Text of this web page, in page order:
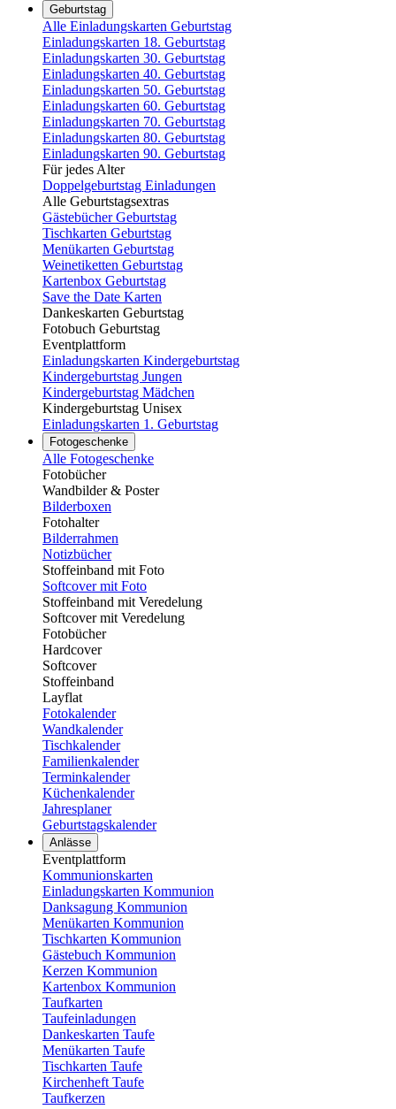
Geburtstag
Alle Einladungskarten Geburtstag
Einladungskarten 18. Geburtstag
Einladungskarten 30. Geburtstag
Einladungskarten 40. Geburtstag
Einladungskarten 50. Geburtstag
Einladungskarten 60. Geburtstag
Einladungskarten 70. Geburtstag
Einladungskarten 80. Geburtstag
Einladungskarten 90. Geburtstag
Für jedes Alter
Doppelgeburtstag Einladungen
Alle Geburtstagsextras
Gästebücher Geburtstag
Tischkarten Geburtstag
Menükarten Geburtstag
Weinetiketten Geburtstag
Kartenbox Geburtstag
Save the Date Karten
Dankeskarten Geburtstag
Fotobuch Geburtstag
Eventplattform
Einladungskarten Kindergeburtstag
Kindergeburtstag Jungen
Kindergeburtstag Mädchen
Kindergeburtstag Unisex
Einladungskarten 1. Geburtstag
Fotogeschenke
Alle Fotogeschenke
Fotobücher
Wandbilder & Poster
Bilderboxen
Fotohalter
Bilderrahmen
Notizbücher
Stoffeinband mit Foto
Softcover mit Foto
Stoffeinband mit Veredelung
Softcover mit Veredelung
Fotobücher
Hardcover
Softcover
Stoffeinband
Layflat
Fotokalender
Wandkalender
Tischkalender
Familienkalender
Terminkalender
Küchenkalender
Jahresplaner
Geburtstagskalender
Anlässe
Eventplattform
Kommunionskarten
Einladungskarten Kommunion
Danksagung Kommunion
Menükarten Kommunion
Tischkarten Kommunion
Gästebuch Kommunion
Kerzen Kommunion
Kartenbox Kommunion
Taufkarten
Taufeinladungen
Dankeskarten Taufe
Menükarten Taufe
Tischkarten Taufe
Kirchenheft Taufe
Taufkerzen